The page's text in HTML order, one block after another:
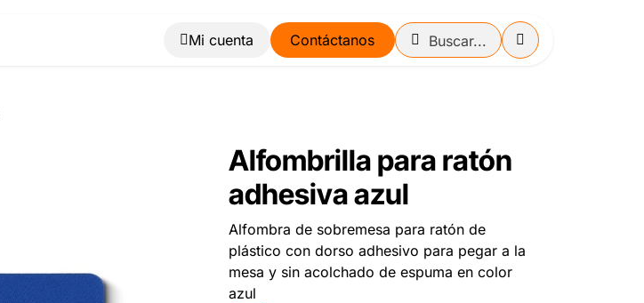
Blog Contáctanos
Alfombrilla para ratón
adhesiva azul
Alfombra de sobremesa para ratón de
plástico con dorso adhesivo para pegar a la
mesa y sin acolchado de espuma en color
azul